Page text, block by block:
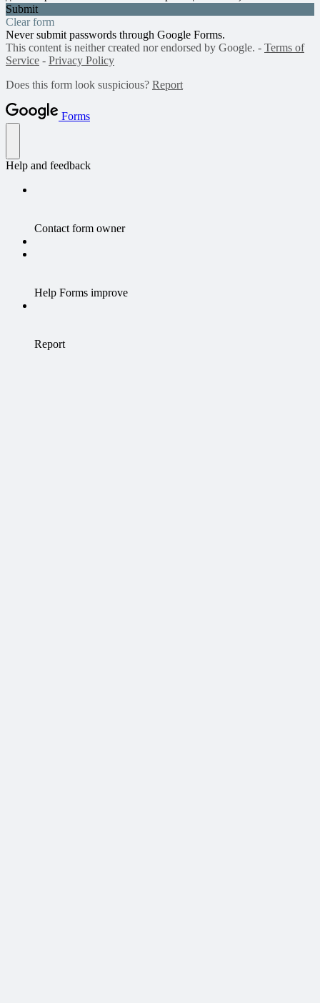
Submit
Clear form
Never submit passwords through Google Forms.
This content is neither created nor endorsed by Google. - Terms of
Service - Privacy Policy
Does this form look suspicious? Report
Forms
Help and feedback
Contact form owner
Help Forms improve
Report